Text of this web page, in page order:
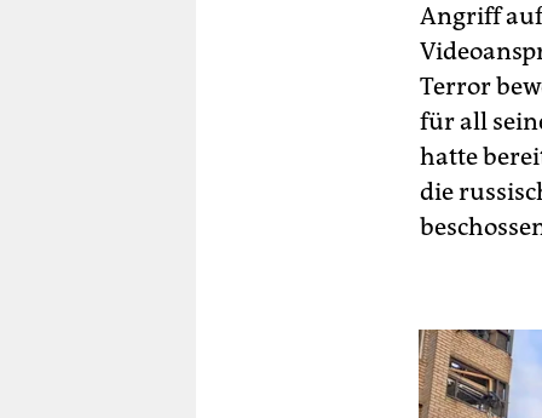
Angriff
Terror
für all
hatte
die